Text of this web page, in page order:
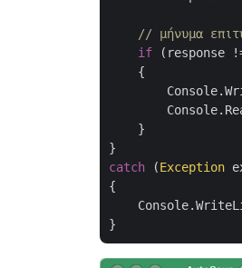
// μήνυμα
if (response
    {
    }
catch (Exception
{